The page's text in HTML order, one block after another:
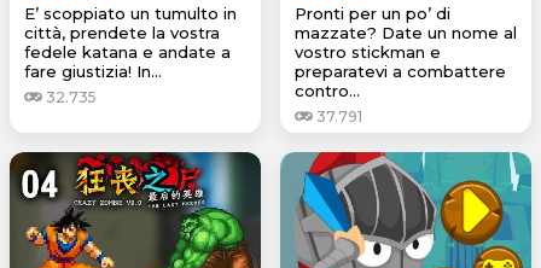
E’ scoppiato un tumulto in
città, prendete la vostra
fedele katana e andate a
fare giustizia! In...
32.735
Pronti per un po’ di
mazzate? Date un nome al
vostro stickman e
preparatevi a combattere
contro...
37.791